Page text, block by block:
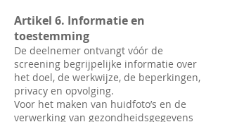
Artikel 6. Informatie en
toestemming
De deelnemer ontvangt vóór de
screening begrijpelijke informatie over
het doel, de werkwijze, de beperkingen,
privacy en opvolging.
Voor het maken van huidfoto’s en de
verwerking van gezondheidsgegevens